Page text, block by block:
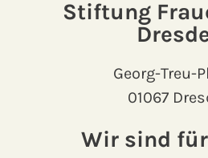
Stiftung
Georg-Treu-
01067
Wir sind